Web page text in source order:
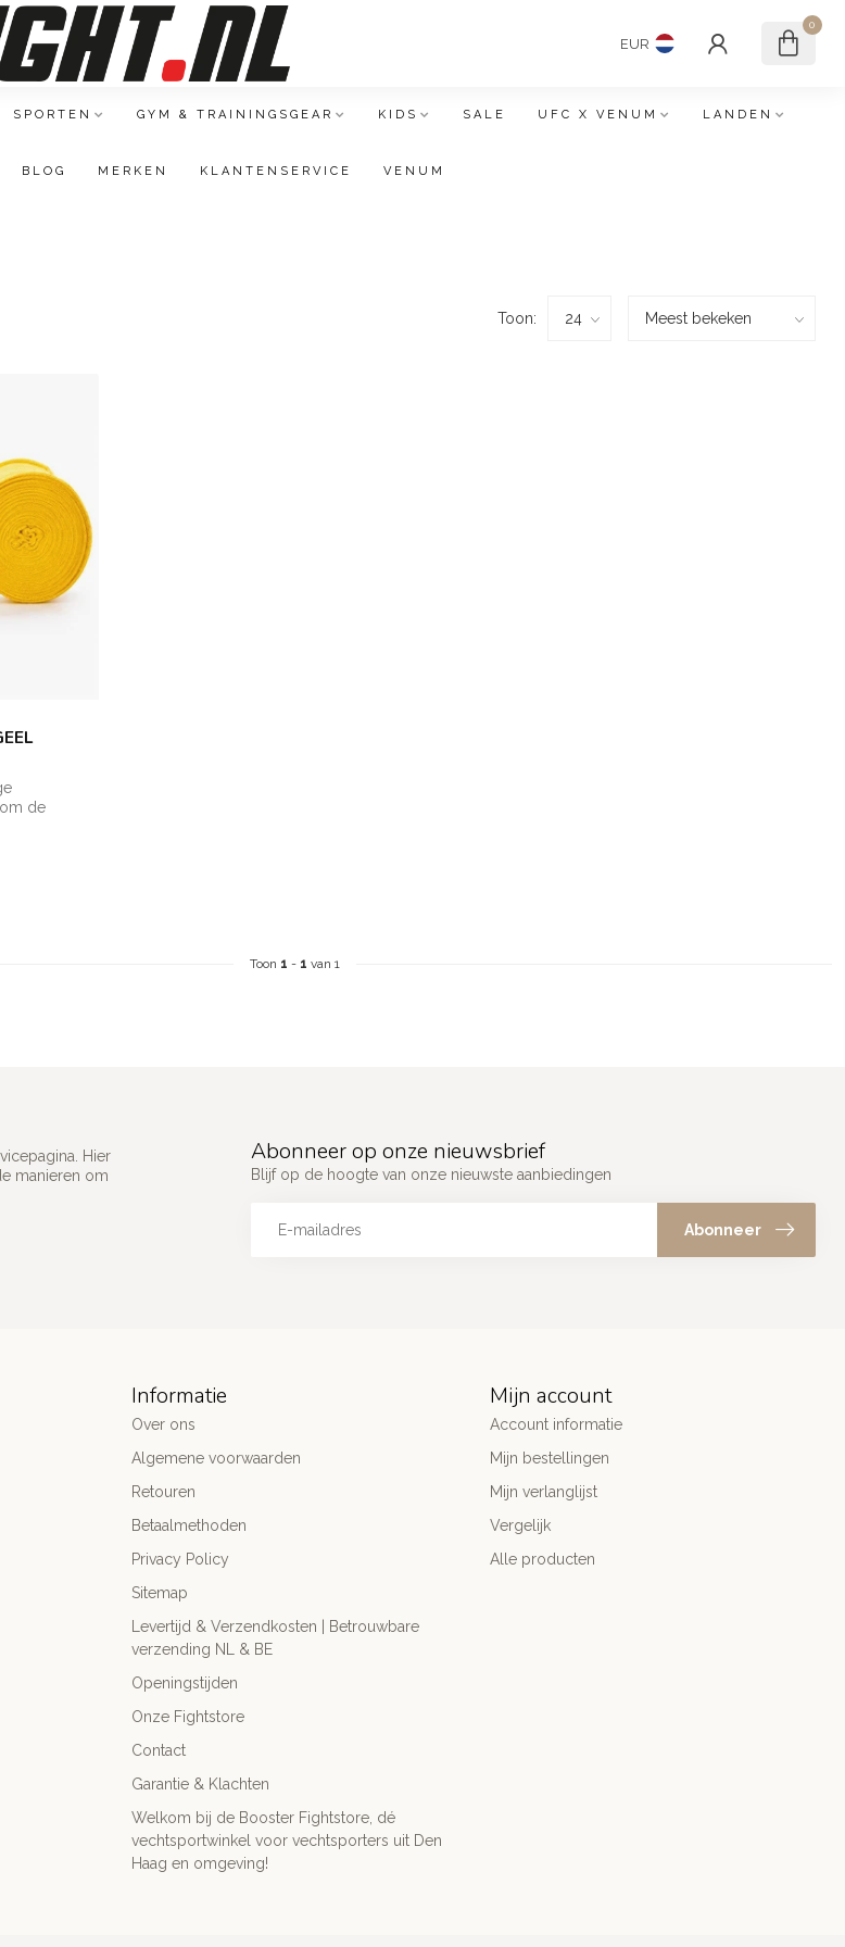
EUR
0
SPORTEN GYM & TRAININGSGEAR KIDS SALE UFC X VENUM LANDEN
BLOG MERKEN KLANTENSERVICE VENUM
Toon:
de
Toon 1 - 1 van 1
Hier
manieren om
Abonneer op onze nieuwsbrief
Blijf op de hoogte van onze nieuwste aanbiedingen
Abonneer
Informatie
Over ons
Algemene voorwaarden
Retouren
Betaalmethoden
Privacy Policy
Sitemap
Levertijd & Verzendkosten | Betrouwbare
verzending NL & BE
Openingstijden
Onze Fightstore
Contact
Garantie & Klachten
Welkom bij de Booster Fightstore, dé
vechtsportwinkel voor vechtsporters uit Den
Haag en omgeving!
Mijn account
Account informatie
Mijn bestellingen
Mijn verlanglijst
Vergelijk
Alle producten